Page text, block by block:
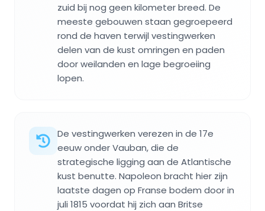
zuid bij nog geen kilometer breed. De
meeste gebouwen staan gegroepeerd
rond de haven terwijl vestingwerken
delen van de kust omringen en paden
door weilanden en lage begroeiing
lopen.
De vestingwerken verezen in de 17e
eeuw onder Vauban, die de
strategische ligging aan de Atlantische
kust benutte. Napoleon bracht hier zijn
laatste dagen op Franse bodem door in
juli 1815 voordat hij zich aan Britse